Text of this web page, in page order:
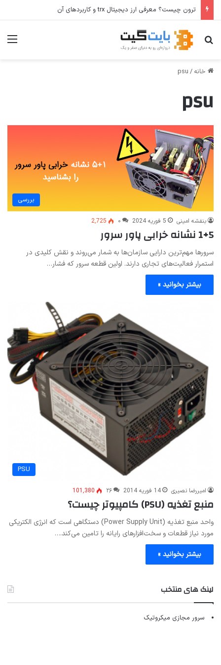
ترون چیست؟ معرفی ارز دیجیتال trx و کاربردهای آن
جستجو برای
خانه /
psu
psu
بررسی
بنفشه امینی 5 فوریه 2024 ۰ 2,725
1+5 نشانه خرابی پاور سرور
سرورها مهم‌ترین دارایی سازمان‌ها به شمار می‌روند و نقش کلیدی در
استمرار فعالیت‌های تجاری دارند. اولین قطعه سرور که فشار…
بیشتر بخوانید »
PSU
امیررضا نصیری 14 فوریه 2014 ۲۶ 101,380
منبع تغذیه (PSU) کامپیوتر چیست؟
واحد منبع تغذیه (Power Supply Unit) دستگاهی است که انرژی الکتریکی
مورد نیاز قطعات و سخت‌افزارهای رایانه را تامین می‌کند.…
بیشتر بخوانید »
لینک های منتخب
سرور مجازی میکروتیک